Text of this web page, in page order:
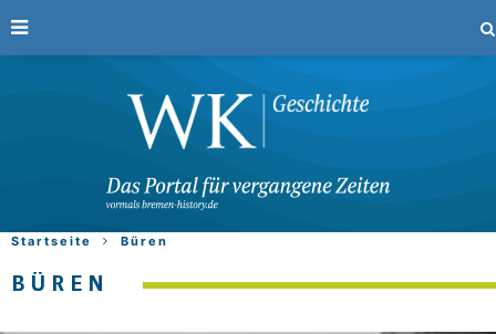
Startseite Büren
BÜREN